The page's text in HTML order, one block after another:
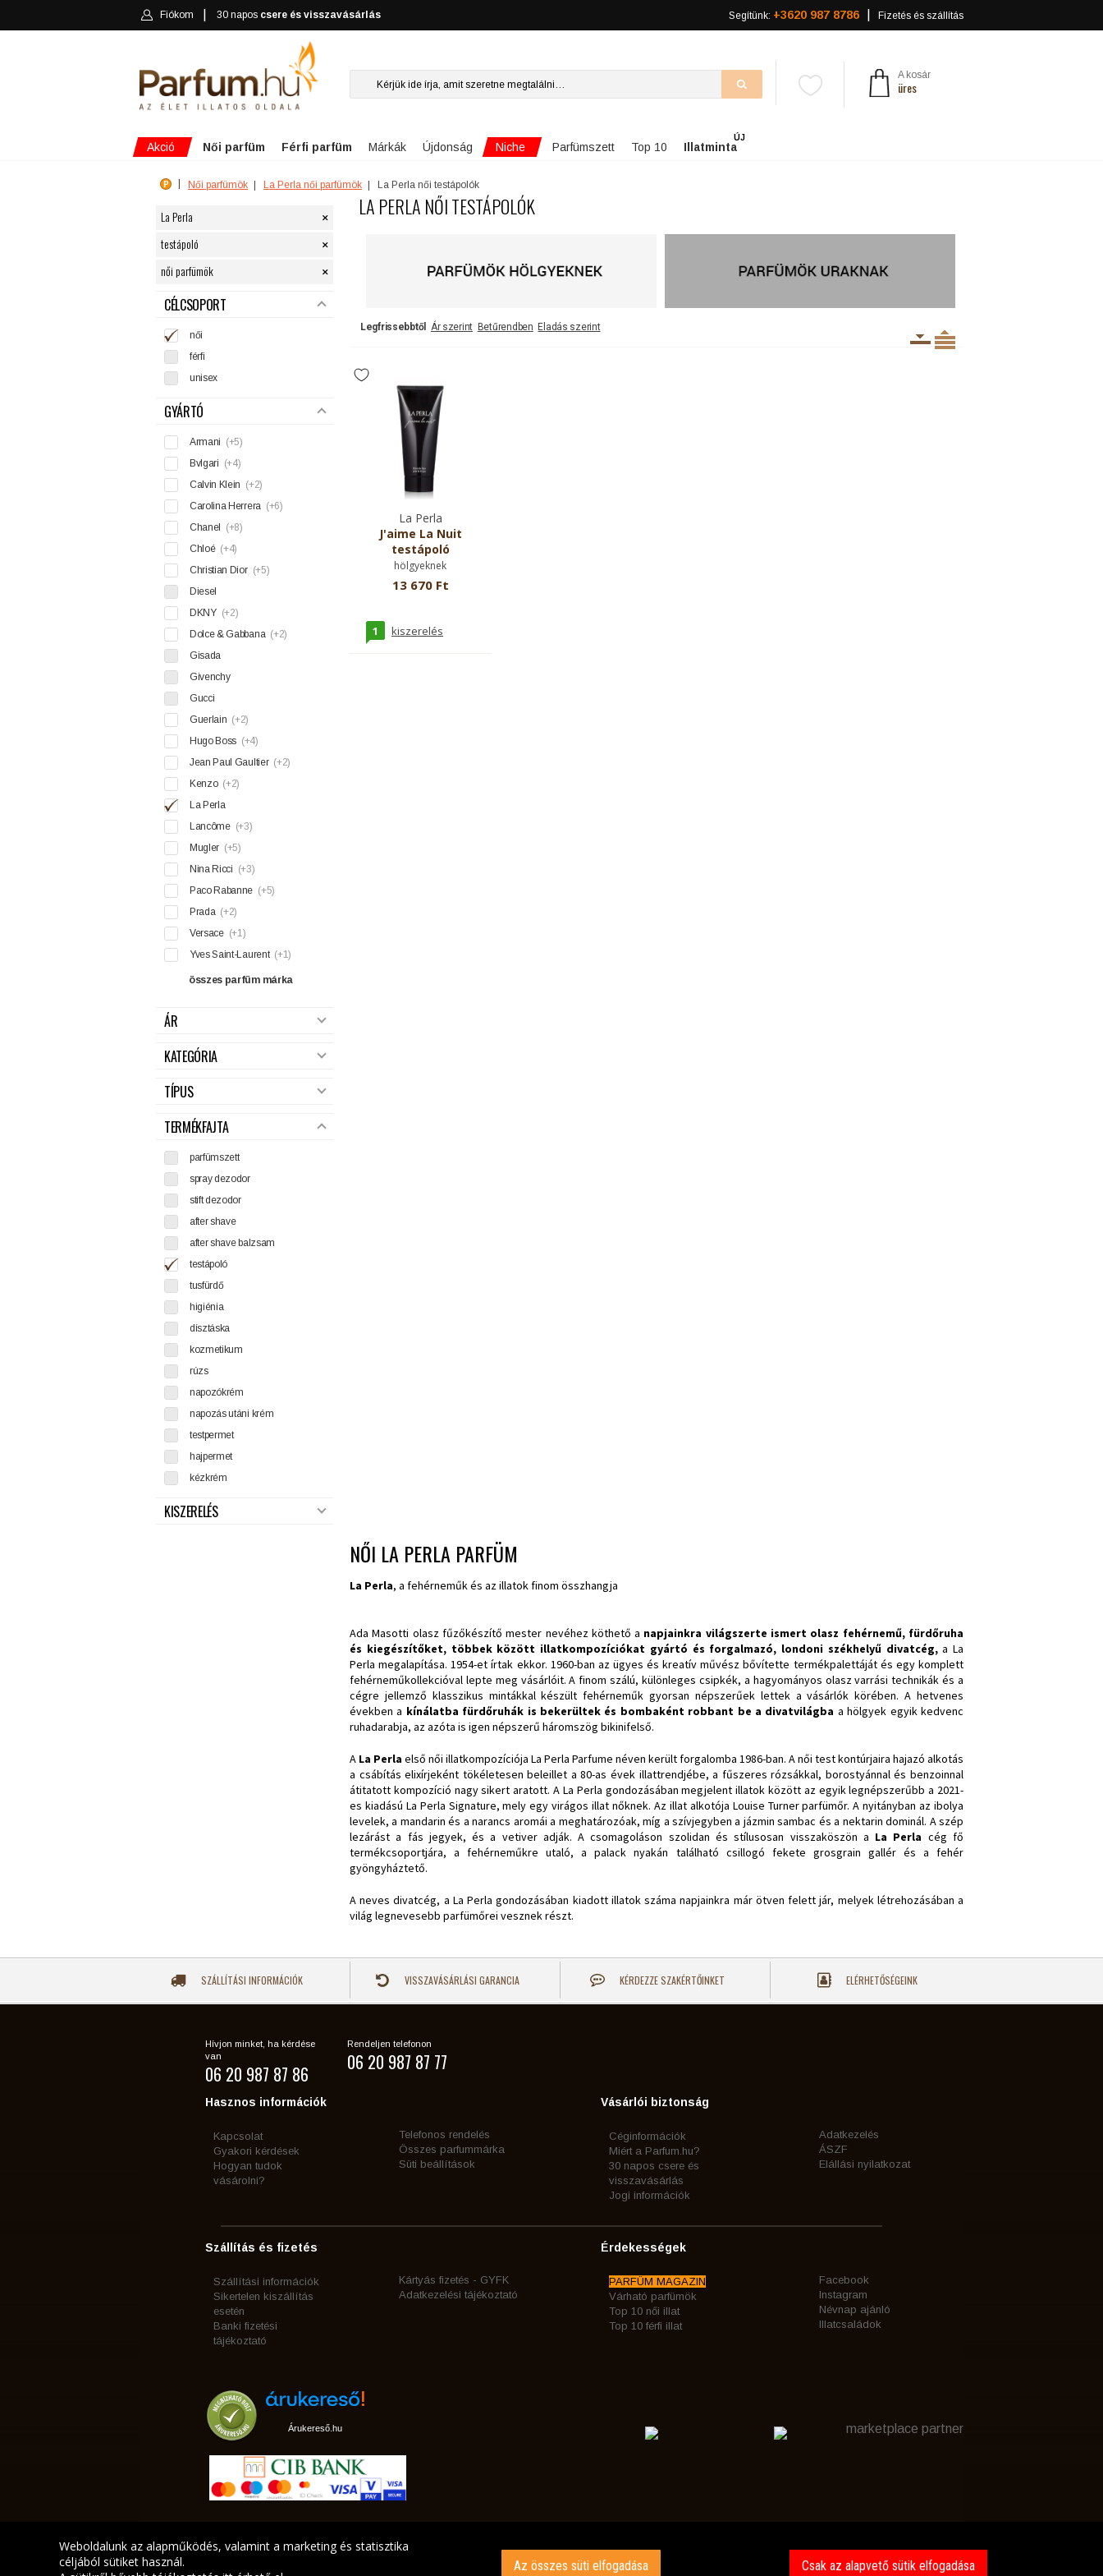
Fiókom 30 napos csere és visszavásárlás Segítünk: +3620 987 8786 Fizetés és szállítás
A kosár
üres
Akció Női parfüm Férfi parfüm Márkák Újdonság Niche Parfümszett Top 10 Illatminta
ÚJ
Női parfümök La Perla női parfümök La Perla női testápolók
La Perla ×
testápoló ×
női parfümök ×
SZŰRÉS
CÉLCSOPORT
női
férfi
unisex
GYÁRTÓ
Armani (+5)
Bvlgari (+4)
Calvin Klein (+2)
Carolina Herrera (+6)
Chanel
(+8)
Chloé (+4)
Christian Dior (+5)
Diesel
DKNY (+2)
Dolce & Gabbana (+2)
Gisada
Givenchy
Gucci
Guerlain (+2)
Hugo Boss (+4)
Jean Paul Gaultier (+2)
Kenzo (+2)
La Perla
Lancôme (+3)
Mugler (+5)
Nina Ricci (+3)
Paco Rabanne (+5)
Prada (+2)
Versace (+1)
Yves Saint-Laurent (+1)
összes parfüm márka
ÁR
KATEGÓRIA
TÍPUS
TERMÉKFAJTA
parfümszett
spray dezodor
stift dezodor
after shave
after shave balzsam
testápoló
tusfürdő
higiénia
dísztáska
kozmetikum
rúzs
napozókrém
napozás utáni krém
testpermet
hajpermet
kézkrém
KISZERELÉS
LA PERLA NŐI TESTÁPOLÓK
Legfrissebbtől Ár szerint Betűrendben Eladás szerint
La Perla
J'aime La Nuit
testápoló
hölgyeknek
13 670 Ft
1 kiszerelés
NŐI LA PERLA PARFÜM
La Perla, a fehérneműk és az illatok finom összhangja
Ada Masotti olasz fűzőkészítő mester nevéhez köthető a napjainkra világszerte ismert olasz fehérnemű, fürdőruha
és kiegészítőket, többek között illatkompozíciókat gyártó és forgalmazó, londoni székhelyű divatcég,a La
Perla megalapítása. 1954-et írtak ekkor. 1960-ban az ügyes és kreatív művész bővítette termékpalettáját és egy komplett
fehérneműkollekcióval lepte meg vásárlóit. A finom szálú, különleges csipkék, a hagyományos olasz varrási technikák és a
cégre jellemző klasszikus mintákkal készült fehérneműk gyorsan népszerűek lettek a vásárlók körében. A hetvenes
években a kínálatba fürdőruhák is bekerültek és bombaként robbant be a divatvilágba a hölgyek egyik kedvenc
ruhadarabja, az azóta is igen népszerű háromszög bikinifelső.
A La Perla első női illatkompozíciója La Perla Parfume néven került forgalomba 1986-ban. A női test kontúrjaira hajazó alkotás
a csábítás elixírjeként tökéletesen beleillet a 80-as évek illattrendjébe, a fűszeres rózsákkal, borostyánnal és benzoinnal
átitatott kompozíció nagy sikert aratott. A La Perla gondozásában megjelent illatok között az egyik legnépszerűbb a 2021-
es kiadású La Perla Signature, mely egy virágos illat nőknek. Az illat alkotója Louise Turner parfümőr. A nyitányban az ibolya
levelek, a mandarin és a narancs aromái a meghatározóak, míg a szívjegyben a jázmin sambac és a nektarin dominál. A szép
lezárást a fás jegyek, és a vetiver adják. A csomagoláson szolidan és stílusosan visszaköszön a La Perla cég fő
termékcsoportjára, a fehérneműkre utaló, a palack nyakán található csillogó fekete grosgrain gallér és a fehér
gyöngyháztető.
A neves divatcég, a La Perla gondozásában kiadott illatok száma napjainkra már ötven felett jár, melyek létrehozásában a
világ legnevesebb parfümőrei vesznek részt.
SZÁLLÍTÁSI INFORMÁCIÓK VISSZAVÁSÁRLÁSI GARANCIA KÉRDEZZE SZAKÉRTŐINKET ELÉRHETŐSÉGEINK
Hívjon minket, ha kérdése
van
06 20 987 87 86
Rendeljen telefonon
06 20 987 87 77
Hasznos információk
Kapcsolat
Gyakori kérdések
Hogyan tudok
vásárolni?
Telefonos rendelés
Összes parfummárka
Süti beállítások
Vásárlói biztonság
Céginformációk
Miért a Parfum.hu?
30 napos csere és
visszavásárlás
Jogi információk
Adatkezelés
ÁSZF
Elállási nyilatkozat
Szállítás és fizetés
Szállítási információk
Sikertelen kiszállítás
esetén
Banki fizetési
tájékoztató
Kártyás fizetés - GYFK
Adatkezelési tájékoztató
Érdekességek
PARFÜM MAGAZIN
Várható parfümök
Top 10 női illat
Top 10 férfi illat
Facebook
Instagram
Névnap ajánló
Illatcsaládok
Árukereső.hu marketplace partner
Weboldalunk az alapműködés, valamint a marketing és statisztika
céljából sütiket használ.
Az összes süti elfogadása Csak az alapvető sütik elfogadása